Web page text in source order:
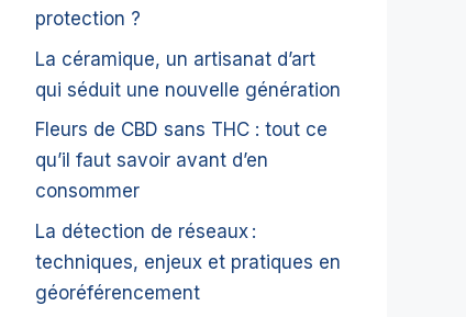
protection ?
La céramique, un artisanat d’art
qui séduit une nouvelle génération
Fleurs de CBD sans THC : tout ce
qu’il faut savoir avant d’en
consommer
La détection de réseaux :
techniques, enjeux et pratiques en
géoréférencement